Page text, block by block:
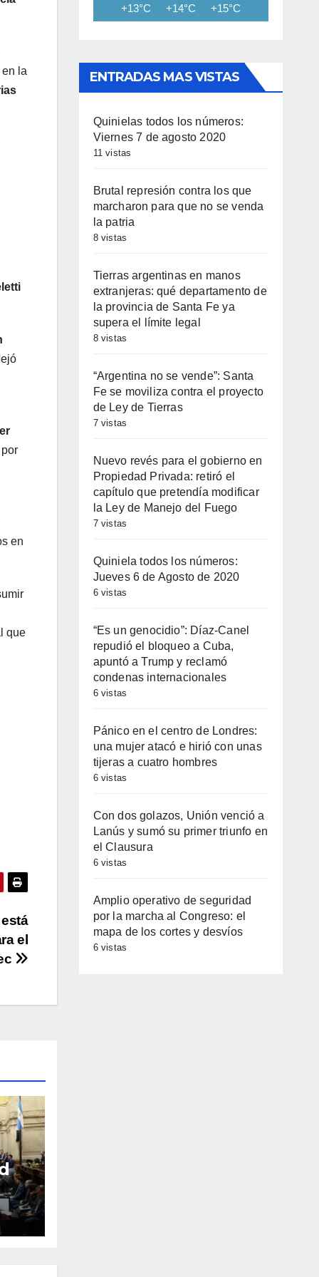
la
en
que
el
el
+13°C +14°C +15°C
ENTRADAS MAS VISTAS
Quinielas todos los números:
Viernes 7 de agosto 2020
11 vistas
Brutal represión contra los que
marcharon para que no se venda
la patria
8 vistas
Tierras argentinas en manos
extranjeras: qué departamento de
la provincia de Santa Fe ya
supera el límite legal
8 vistas
“Argentina no se vende”: Santa
Fe se moviliza contra el proyecto
de Ley de Tierras
7 vistas
Nuevo revés para el gobierno en
Propiedad Privada: retiró el
capítulo que pretendía modificar
la Ley de Manejo del Fuego
7 vistas
Quiniela todos los números:
Jueves 6 de Agosto de 2020
6 vistas
“Es un genocidio”: Díaz-Canel
repudió el bloqueo a Cuba,
apuntó a Trump y reclamó
condenas internacionales
6 vistas
Pánico en el centro de Londres:
una mujer atacó e hirió con unas
tijeras a cuatro hombres
6 vistas
Con dos golazos, Unión venció a
Lanús y sumó su primer triunfo en
el Clausura
6 vistas
Amplio operativo de seguridad
por la marcha al Congreso: el
mapa de los cortes y desvíos
6 vistas